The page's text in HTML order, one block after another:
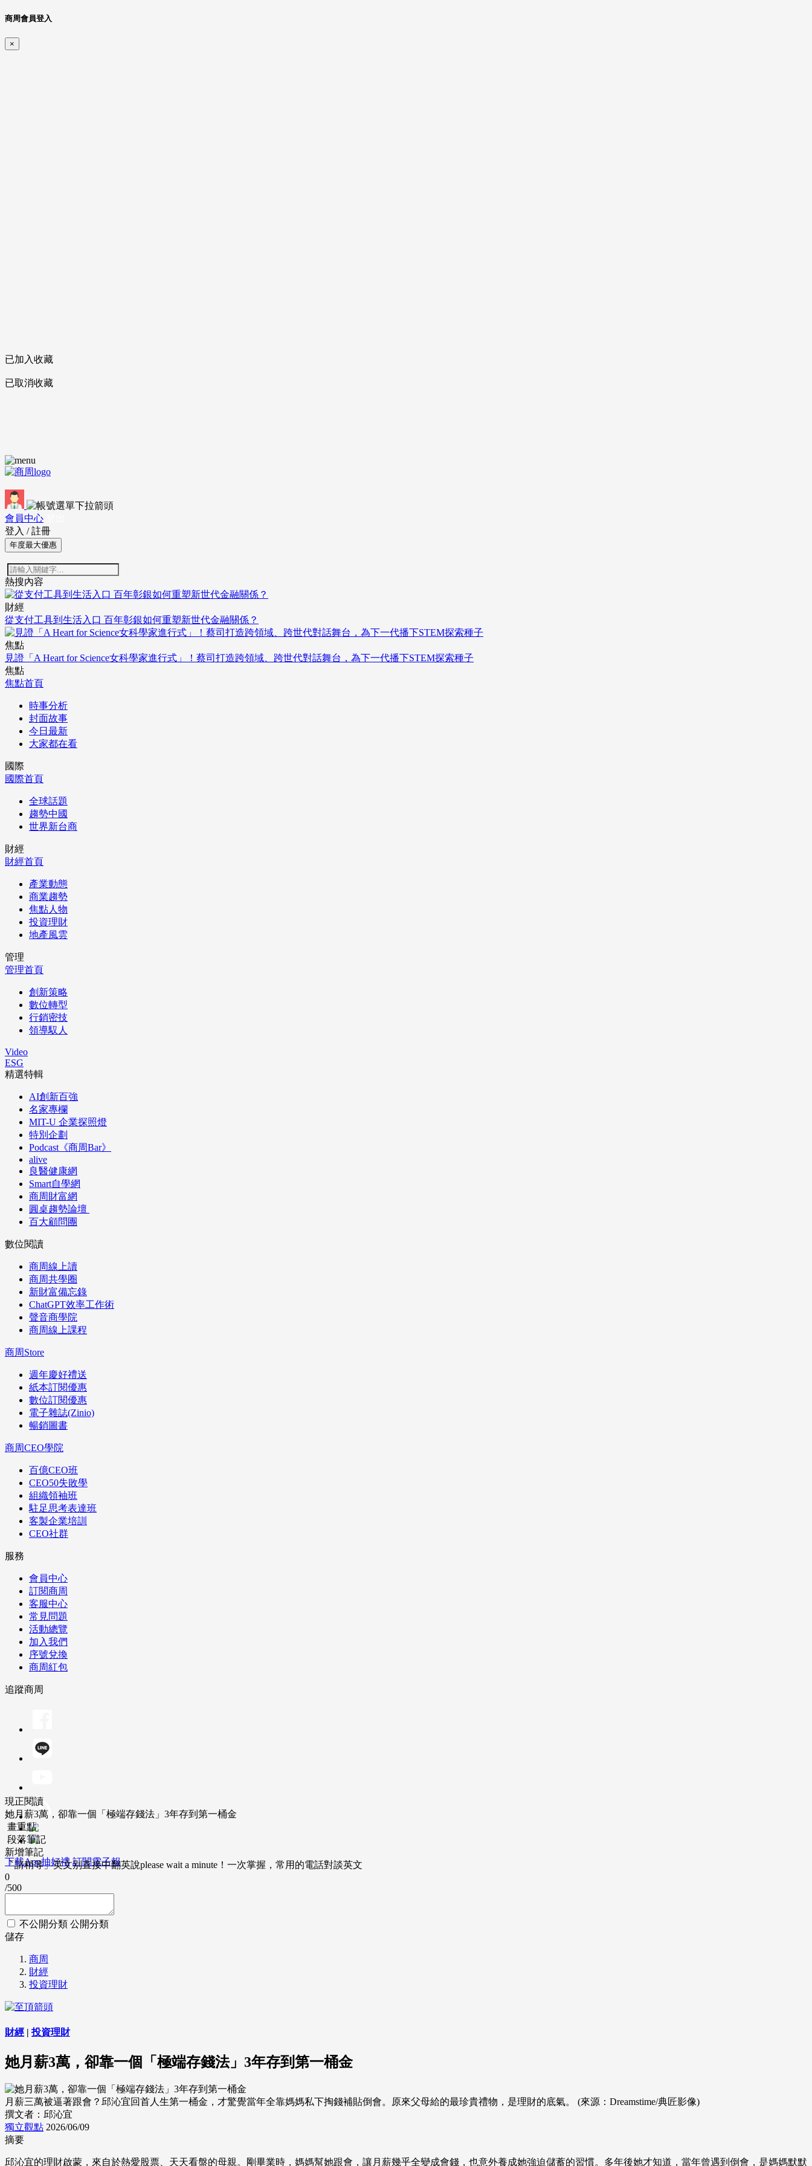
商周會員登入
×
已加入收藏
已取消收藏
會員中心
登入 / 註冊
年度最大優惠
熱搜內容
財經
從支付工具到生活入口 百年彰銀如何重塑新世代金融關係？
焦點
見證「A Heart for Science女科學家進行式」！蔡司打造跨領域、跨世代對話舞台，為下一代播下STEM探索種子
焦點
焦點首頁
時事分析
封面故事
今日最新
大家都在看
國際
國際首頁
全球話題
趨勢中國
世界新台商
財經
財經首頁
產業動態
商業趨勢
焦點人物
投資理財
地產風雲
管理
管理首頁
創新策略
數位轉型
行銷密技
領導馭人
Video
ESG
精選特輯
AI創新百強
名家專欄
MIT-U 企業探照燈
特別企劃
Podcast《商周Bar》
alive
良醫健康網
Smart自學網
商周財富網
圓桌趨勢論壇
百大顧問團
數位閱讀
商周線上讀
商周共學圈
新財富備忘錄
ChatGPT效率工作術
聲音商學院
商周線上課程
商周Store
週年慶好禮送
紙本訂閱優惠
數位訂閱優惠
電子雜誌(Zinio)
暢銷圖書
商周CEO學院
百億CEO班
CEO50失敗學
組織領袖班
駐足思考表達班
客製企業培訓
CEO社群
服務
會員中心
訂閱商周
客服中心
常見問題
活動總覽
加入我們
序號兌換
商周紅包
追蹤商周
下載App抽好禮 訂閱電子報
現正閱讀
她月薪3萬，卻靠一個「極端存錢法」3年存到第一桶金
畫重點
段落筆記
新增筆記
「請稍等」英文別直接中翻英說please wait a minute！一次掌握，常用的電話對談英文
0
/500
不公開分類 公開分類
儲存
商周
財經
投資理財
財經 | 投資理財
她月薪3萬，卻靠一個「極端存錢法」3年存到第一桶金
月薪三萬被逼著跟會？邱沁宜回首人生第一桶金，才驚覺當年全靠媽媽私下掏錢補貼倒會。原來父母給的最珍貴禮物，是理財的底氣。 (來源：Dreamstime/典匠影像)
撰文者：邱沁宜
獨立觀點 2026/06/09
摘要
邱沁宜的理財啟蒙，來自於熱愛股票、天天看盤的母親。剛畢業時，媽媽幫她跟會，讓月薪幾乎全變成會錢，也意外養成她強迫儲蓄的習慣。多年後她才知道，當年曾遇到倒會，是媽媽默默